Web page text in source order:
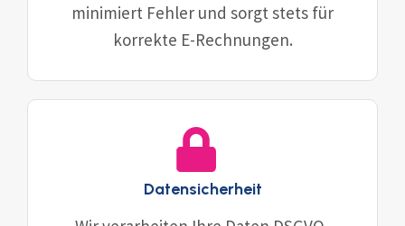
minimiert Fehler und sorgt stets für
korrekte E-Rechnungen.
Datensicherheit